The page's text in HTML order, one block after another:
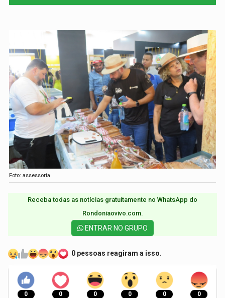
Foto: assessoria
Receba todas as notícias gratuitamente no WhatsApp do
Rondoniaovivo.com.​
ENTRAR NO GRUPO
0 pessoas reagiram a isso.
0 0 0 0 0 0